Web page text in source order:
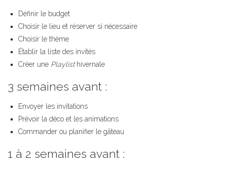
Définir le budget
Choisir le lieu et réserver si nécessaire
Choisir le thème
Établir la liste des invités
Créer une Playlisthivernale
3 semaines avant :
Envoyer les invitations
Prévoir la déco et les animations
Commander ou planifier le gâteau
1 à 2 semaines avant :